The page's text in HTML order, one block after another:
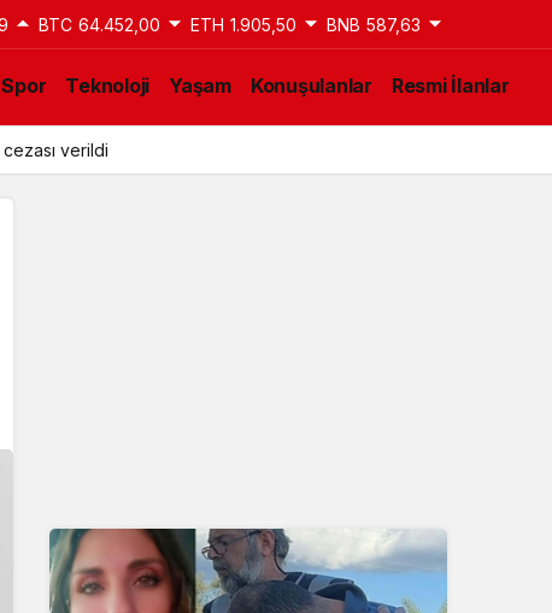
BTC 64.452,00 ETH 1.905,50 BNB 587,63
Spor Teknoloji Yaşam Konuşulanlar Resmi İlanlar